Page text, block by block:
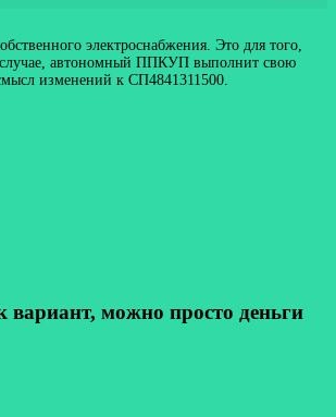
электроснабжения. Это для того,
случае, автономный ППКУП выполнит свою
изменений к СП4841311500.
можно просто деньги